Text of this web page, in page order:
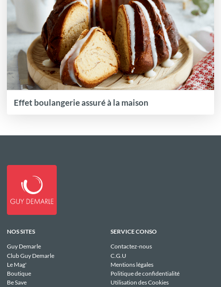
Effet boulangerie assuré à la maison
NOS SITES
Guy Demarle
Club Guy Demarle
Le Mag'
Boutique
Be Save
SERVICE CONSO
Contactez-nous
C.G.U
Mentions légales
Politique de confidentialité
Utilisation des Cookies